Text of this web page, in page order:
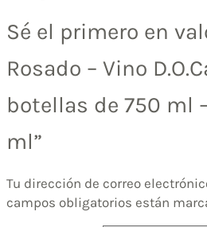
Sé el primero en
Rosado – Vino
botellas de 750 ml
ml”
Tu dirección de correo
campos obligatorios están